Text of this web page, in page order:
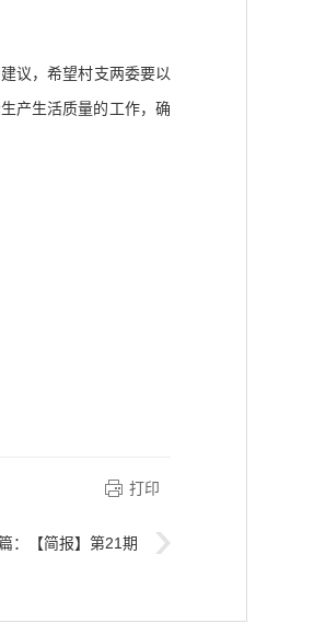
议，希望村支两委要以
产生活质量的工作，确
打印
： 【简报】第21期